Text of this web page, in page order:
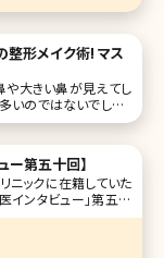
整形メイク術! マス
や大きい鼻が見えてし
のではないでしょう
ディングやハイライト
美人鼻に見える簡単
ー第五十回】
ニックに在籍していた
インタビュー」第五十
ク（NEXUS clinic）の
みます。転身のきっ